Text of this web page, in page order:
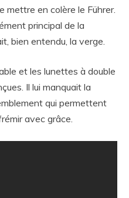
mettre en colère le Führer.
principal de la
bien entendu, la verge.
et les lunettes à double
Il lui manquait la
qui permettent
avec grâce.